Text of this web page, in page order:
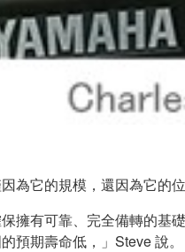
為它的規模，還因為它的位
擁有可靠、完全備轉的
預期壽命低，」Steve 說。